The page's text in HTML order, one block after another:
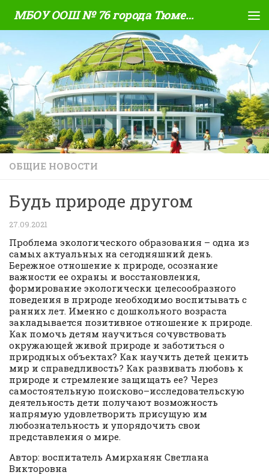
Skip to content МБОУ ООШ № 76 города Тюмени
ОБЩИЕ НОВОСТИ
Будь природе другом
27.09.2021
Проблема экологического образования – одна из
самых актуальных на сегодняшний день.
Бережное отношение к природе, осознание
важности ее охраны и восстановления,
формирование экологически целесообразного
поведения в природе необходимо воспитывать с
ранних лет. Именно с дошкольного возраста
закладывается позитивное отношение к природе.
Как помочь детям научиться сочувствовать
окружающей живой природе и заботиться о
природных объектах? Как научить детей ценить
мир и справедливость? Как развивать любовь к
природе и стремление защищать ее? Через
самостоятельную поисково–исследовательскую
деятельность дети получают возможность
напрямую удовлетворить присущую им
любознательность и упорядочить свои
представления о мире.
Автор: воспитатель Амирханян Светлана
Викторовна